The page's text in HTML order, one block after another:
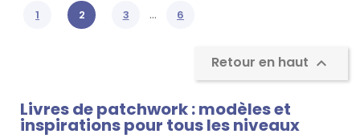
1 2 3 … 6
Retour en haut 
Livres de patchwork : modèles et
inspirations pour tous les niveaux